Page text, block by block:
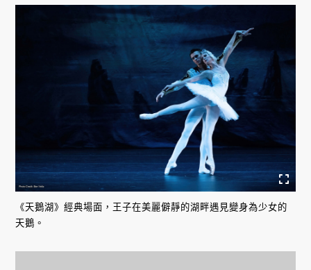
《天鵝湖》經典場面，王子在美麗僻靜的湖畔遇見變身為少女的
天鵝。